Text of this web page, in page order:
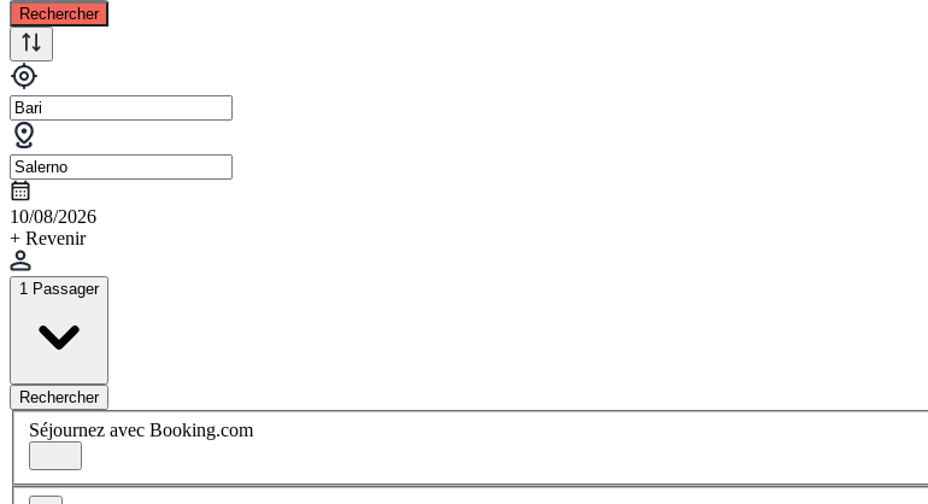
Rechercher
10/08/2026
+ Revenir
1 Passager
Rechercher
Séjournez avec Booking.com